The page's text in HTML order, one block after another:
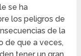
se ha
los peligros de
de la
de que a veces,